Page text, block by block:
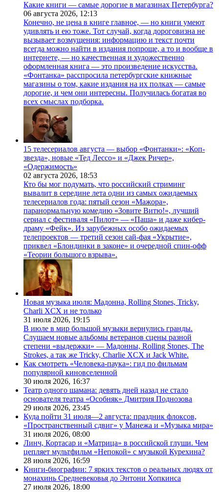
Какие книги — самые дорогие в магазинах Петербурга?
06 августа 2026, 12:13
Конечно, не цена в книге главное, — но книги умеют
удивлять и ею тоже. Тот случай, когда дороговизна не
вызывает возмущения: информацию и текст почти
всегда можно найти в издания попроще, а то и вообще в
интернете, — но качественная и художественно
оформленная книга — это произведение искусства.
«Фонтанка» расспросила петербургские книжные
магазины о том, какие издания на их полках — самые
дорогие, и чем они интересны. Получилась богатая во
всех смыслах подборка.
15 телесериалов августа — выбор «Фонтанки»: «Коп-
звезда», новые «Тед Лессо» и «Джек Ричер»,
«Одержимость»
02 августа 2026, 18:53
Кто бы мог подумать, что российский стриминг
вывалит в середине лета одни из самых ожидаемых
телесериалов года: пятый сезон «Мажора»,
паранормальную комедию «Зовите Витю!», лучший
сериал с фестиваля «Пилот» — «Паша» и даже кибер-
драму «Фейк». Из зарубежных особо ожидаемых
телепроектов — третий сезон сай-фая «Укрытие»,
приквел «Блондинки в законе» и очередной спин-офф
«Теории большого взрыва».
Новая музыка июля: Мадонна, Rolling Stones, Tricky,
Charli XCX и не только
31 июля 2026, 19:15
В июле в мир большой музыки вернулись гранды.
Слушаем новые альбомы ветеранов сцены разной
степени «выдержки» — Мадонны, Rolling Stones, The
Strokes, а так же Tricky, Charlie XCX и Jack White.
Как смотреть «Человека-паука»: гид по фильмам
популярной киновселенной
30 июля 2026, 16:37
Театр одного шамана: девять дней назад не стало
основателя театра «Особняк» Дмитрия Поднозова
29 июля 2026, 23:45
Куда пойти 31 июля—2 августа: праздник флоксов,
«Пространственный сдвиг» у Манежа и «Музыка мира»
31 июля 2026, 08:00
Линч, Кортасар и «Матрица» в российской глуши. Чем
цепляет мультфильм «Непокой» с музыкой Курехина?
28 июля 2026, 16:59
Книги-биографии: 7 ярких текстов о реальных людях от
монахинь Средневековья до Энтони Хопкинса
27 июля 2026, 18:00